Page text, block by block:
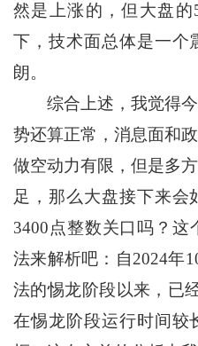
然是上涨的，但大盘
下，技术面总体是一个
朗。
综合上述，我觉得今
势还算正常，消息面和
做空动力有限，但是多
足，那么大盘接下来会
3400点整数关口吗？
法来解析吧：自2024年
法的惕龙阶段以来，已
在惕龙阶段运行时间较